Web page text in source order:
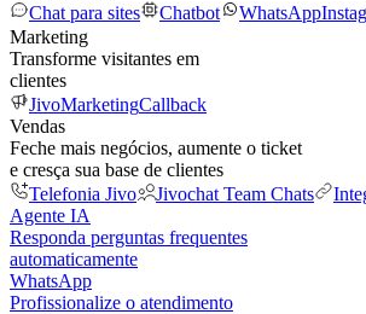
Chat para sites
Chatbot WhatsApp
Marketing
Transforme visitantes em
clientes
JivoMarketingCallback
Vendas
Feche mais negócios, aumente o ticket
e cresça sua base de clientes
Telefonia Jivo
Jivochat Team Chats
Agente IA
Responda perguntas frequentes
automaticamente
WhatsApp
Profissionalize o atendimento